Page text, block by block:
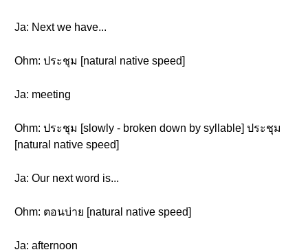
Ja: Next we have...
Ohm: ประชุม [natural native speed]
Ja: meeting
Ohm: ประชุม [slowly - broken down by syllable] ประชุม
[natural native speed]
Ja: Our next word is...
Ohm: ตอนบ่าย [natural native speed]
Ja: afternoon